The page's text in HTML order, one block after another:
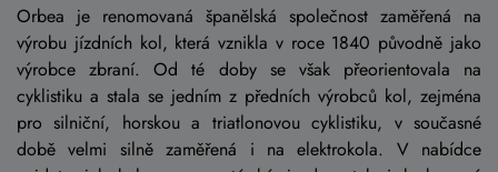
Orbea je renomovaná španělská společnost zaměřená na
výrobu jízdních kol, která vznikla v roce 1840 původně jako
výrobce zbraní. Od té doby se však přeorientovala na
cyklistiku a stala se jedním z předních výrobců kol, zejména
pro silniční, horskou a triatlonovou cyklistiku, v současné
době velmi silně zaměřená i na elektrokola. V nabídce